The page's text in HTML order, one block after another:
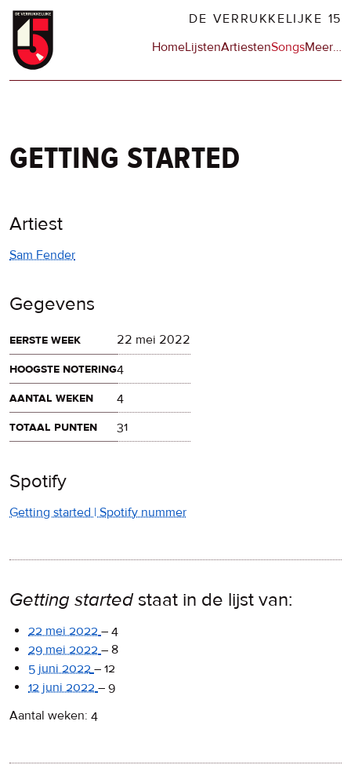
Overslaan
naar
DE VERRUKKELIJKE 15
Hoofdnavigatie
HomeLijstenArtiestenSongsMeerop
…
getting started
Artiest
Sam Fender
Gegevens
eerste week
22 mei 2022
hoogste notering4
aantal weken
4
totaal punten
31
Spotify
Getting started | Spotify nummer
Getting startedstaat in de lijst van:
22 mei 2022 – 4
29 mei 2022 – 8
5 juni 2022 – 12
12 juni 2022 – 9
Aantal weken: 4